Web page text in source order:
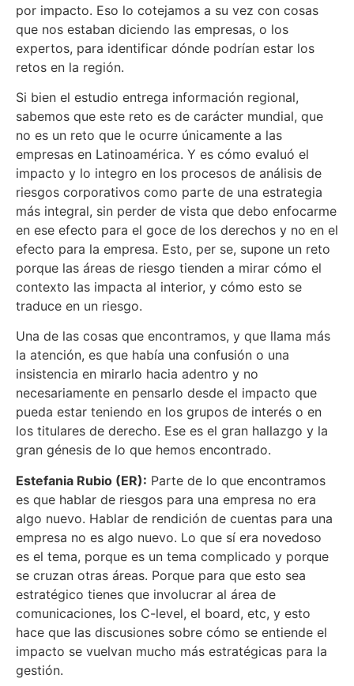
por impacto. Eso lo cotejamos a su vez con cosas
que nos estaban diciendo las empresas, o los
expertos, para identificar dónde podrían estar los
retos en la región.
Si bien el estudio entrega información regional,
sabemos que este reto es de carácter mundial, que
no es un reto que le ocurre únicamente a las
empresas en Latinoamérica. Y es cómo evaluó el
impacto y lo integro en los procesos de análisis de
riesgos corporativos como parte de una estrategia
más integral, sin perder de vista que debo enfocarme
en ese efecto para el goce de los derechos y no en el
efecto para la empresa. Esto, per se, supone un reto
porque las áreas de riesgo tienden a mirar cómo el
contexto las impacta al interior, y cómo esto se
traduce en un riesgo.
Una de las cosas que encontramos, y que llama más
la atención, es que había una confusión o una
insistencia en mirarlo hacia adentro y no
necesariamente en pensarlo desde el impacto que
pueda estar teniendo en los grupos de interés o en
los titulares de derecho. Ese es el gran hallazgo y la
gran génesis de lo que hemos encontrado.
Estefania Rubio (ER): Parte de lo que encontramos
es que hablar de riesgos para una empresa no era
algo nuevo. Hablar de rendición de cuentas para una
empresa no es algo nuevo. Lo que sí era novedoso
es el tema, porque es un tema complicado y porque
se cruzan otras áreas. Porque para que esto sea
estratégico tienes que involucrar al área de
comunicaciones, los C-level, el board, etc, y esto
hace que las discusiones sobre cómo se entiende el
impacto se vuelvan mucho más estratégicas para la
gestión.